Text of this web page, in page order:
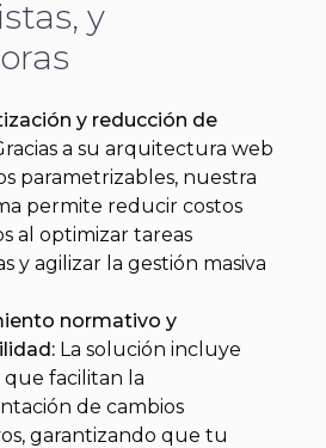
y
y reducción de
a su arquitectura web
parametrizables, nuestra
permite reducir costos
al optimizar tareas
y agilizar la gestión masiva
normativo y
La solución incluye
facilitan la
de cambios
garantizando que tu